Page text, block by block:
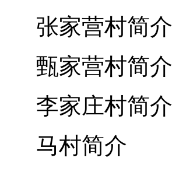
张家营村简介
甄家营村简介
李家庄村简介
马村简介